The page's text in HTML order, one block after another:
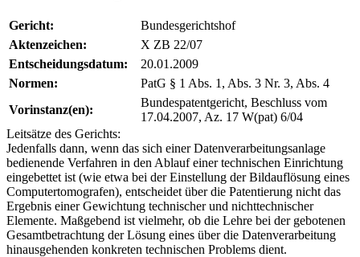
Gericht:
Bundesgerichtshof
Aktenzeichen:
X ZB 22/07
Entscheidungsdatum:
20.01.2009
Normen:
PatG § 1 Abs. 1, Abs. 3 Nr. 3, Abs. 4
Vorinstanz(en):
Bundespatentgericht, Beschluss vom
17.04.2007, Az. 17 W(pat) 6/04
Leitsätze des Gerichts:
Jedenfalls dann, wenn das sich einer Datenverarbeitungsanlage
bedienende Verfahren in den Ablauf einer technischen Einrichtung
eingebettet ist (wie etwa bei der Einstellung der Bildauflösung eines
Computertomografen), entscheidet über die Patentierung nicht das
Ergebnis einer Gewichtung technischer und nichttechnischer
Elemente. Maßgebend ist vielmehr, ob die Lehre bei der gebotenen
Gesamtbetrachtung der Lösung eines über die Datenverarbeitung
hinausgehenden konkreten technischen Problems dient.